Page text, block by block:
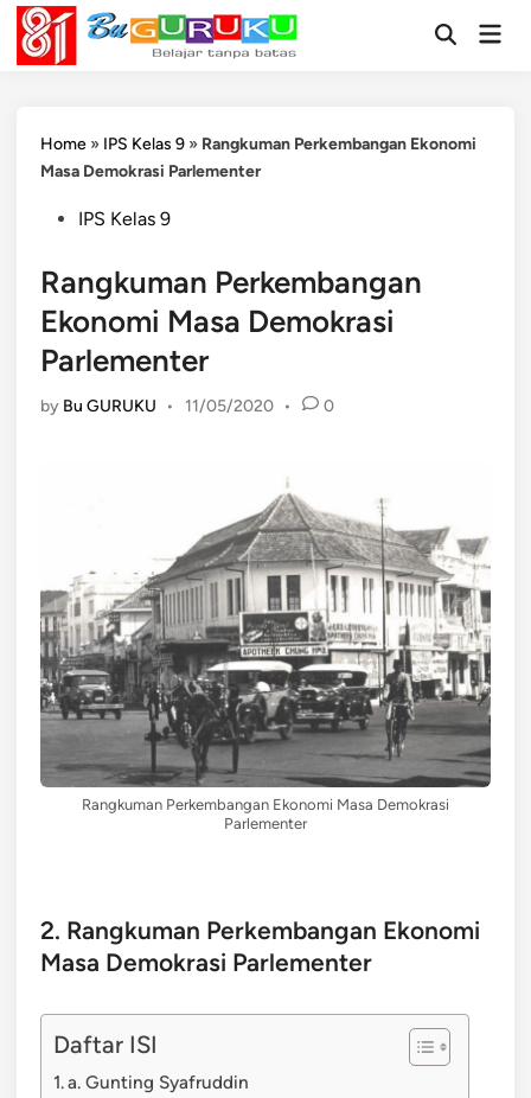
Skip
content
OpenMain
Home » IPS Kelas 9 » Rangkuman Perkembangan Ekonomi
Masa Demokrasi Parlementer
PostedIPS Kelas 9
Rangkuman Perkembangan
Ekonomi Masa Demokrasi
Parlementer
by Bu GURUKU • 11/05/2020 • 0
Rangkuman Perkembangan Ekonomi Masa Demokrasi
Parlementer
2. Rangkuman Perkembangan Ekonomi
Masa Demokrasi Parlementer
Daftar ISI
a. Gunting Syafruddin